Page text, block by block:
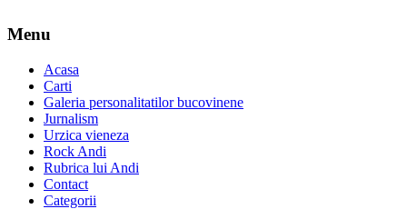
Menu
Acasa
Carti
Galeria personalitatilor bucovinene
Jurnalism
Urzica vieneza
Rock Andi
Rubrica lui Andi
Contact
Categorii